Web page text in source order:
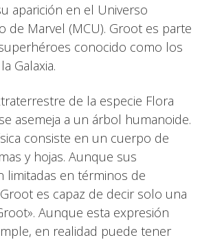
aparición en el Universo
de Marvel (MCU). Groot es parte
conocido como los
Galaxia.
de la especie Flora
asemeja a un árbol humanoide.
consiste en un cuerpo de
y hojas. Aunque sus
limitadas en términos de
es capaz de decir solo una
Aunque esta expresión
en realidad puede tener